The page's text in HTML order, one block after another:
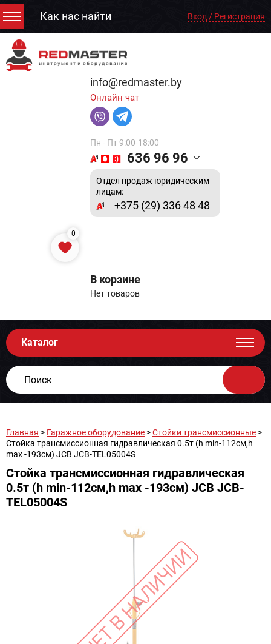
Как нас найти Вход / Регистрация
info@redmaster.by
Онлайн чат
Пн - Пт 9:00-18:00
636 96 96
Отдел продаж юридическим
лицам:
+375 (29) 336 48 48
0
В корзине
Нет товаров
Каталог
Главная > Гаражное оборудование >Стойки трансмиссионные >
Стойка трансмиссионная гидравлическая 0.5т (h min-112см,h
max -193см) JCB JCB-TEL05004S
Стойка трансмиссионная гидравлическая
0.5т (h min-112см,h max -193см) JCB JCB-
TEL05004S